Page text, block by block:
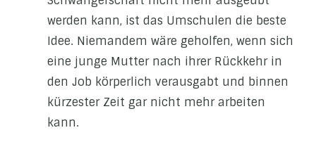
werden kann, ist das Umschulen die beste
Idee. Niemandem wäre geholfen, wenn sich
eine junge Mutter nach ihrer Rückkehr in
den Job körperlich verausgabt und binnen
kürzester Zeit gar nicht mehr arbeiten
kann.